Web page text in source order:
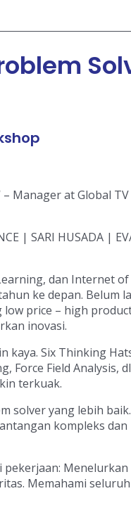
– Manager at Global TV
| SARI HUSADA |
dan Internet
ke depan. Belum
price – high
inovasi.
Six Thinking
Field Analysis,
terkuak.
solver yang lebih
kompleks
Memahami